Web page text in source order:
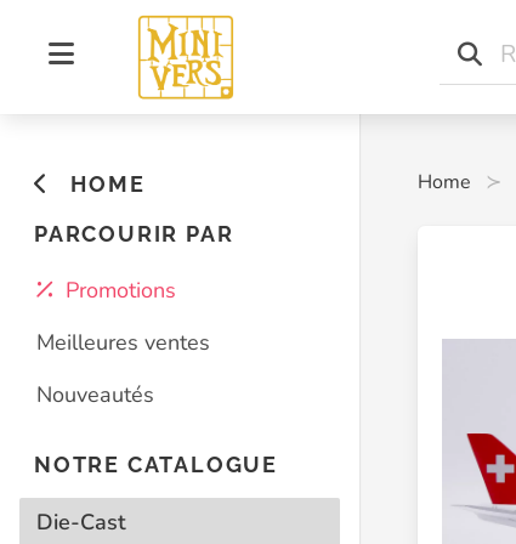
HOME
PARCOURIR PAR
Promotions
Meilleures ventes
Nouveautés
NOTRE CATALOGUE
Die-Cast
Home